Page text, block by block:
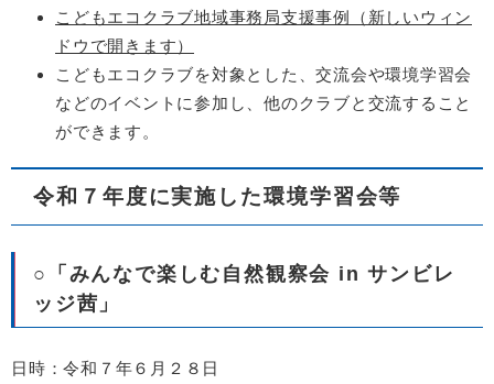
こどもエコクラブ地域事務局支援事例（新しいウィン
ドウで開きます）
こどもエコクラブを対象とした、交流会や環境学習会
などのイベントに参加し、他のクラブと交流すること
ができます。
令和７年度に実施した環境学習会等
○「みんなで楽しむ自然観察会 in サンビレ
ッジ茜」
日時：令和７年６月２８日